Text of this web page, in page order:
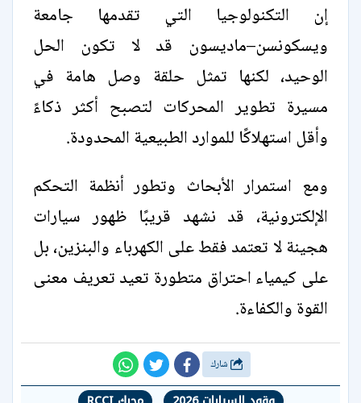
إن التكنولوجيا التي تقدمها جامعة
ويسكونسن–ماديسون قد لا تكون الحل
الوحيد، لكنها تمثل حلقة وصل هامة في
مسيرة تطوير المحركات لتصبح أكثر ذكاءً
وأقل استهلاكًا للموارد الطبيعية المحدودة.
ومع استمرار الأبحاث وتطور أنظمة التحكم
الإلكترونية، قد نشهد قريبًا ظهور سيارات
هجينة لا تعتمد فقط على الكهرباء والبنزين، بل
على كيمياء احتراق متطورة تعيد تعريف معنى
القوة والكفاءة.